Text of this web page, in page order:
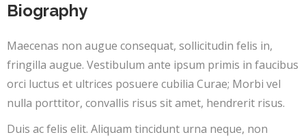
Biography
Maecenas non augue consequat, sollicitudin felis in,
fringilla augue. Vestibulum ante ipsum primis in faucibus
orci luctus et ultrices posuere cubilia Curae; Morbi vel
nulla porttitor, convallis risus sit amet, hendrerit risus.
Duis ac felis elit. Aliquam tincidunt urna neque, non